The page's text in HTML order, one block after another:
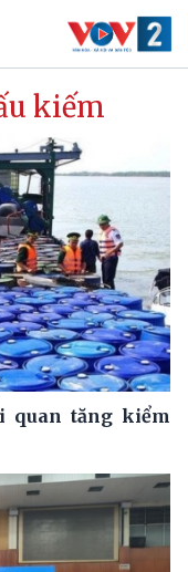
kiếm
quan tăng kiểm